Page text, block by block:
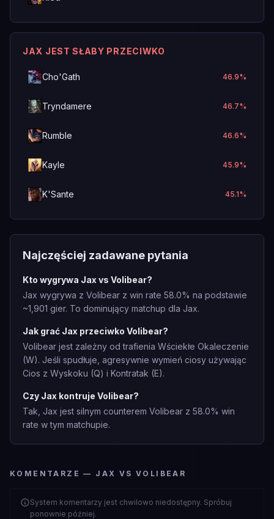
JAX JEST SŁABY PRZECIWKO
Cho'Gath 46.9%
Tryndamere 46.7%
Rumble 46.6%
Kayle 45.9%
K'Sante 45.1%
Najczęściej zadawane pytania
Kto wygrywa Jax vs Volibear?
Jax wygrywa z Volibear z win rate 58.0% na podstawie
~1,901 gier. To dominujący matchup dla Jax.
Jak grać Jax przeciwko Volibear?
Volibear jest zależny od trafienia Wściekłe Okaleczenie
(W). Jeśli spudłuje, agresywnie wymień ciosy używając
Cios z Wyskoku (Q) i Kontratak (E).
Czy Jax kontruje Volibear?
Tak, Jax jest silnym counterem Volibear z 58.0% win
rate w tym matchupie.
KOMENTARZE — JAX VS VOLIBEAR
System komentarzy jest chwilowo niedostępny. Spróbuj
ponownie później.